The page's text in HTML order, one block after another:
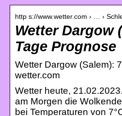
http s://www.wetter.com › … ›
Wetter Dargow
Tage Prognose
Wetter Dargow (Salem):
wetter.com
Wetter heute,
am Morgen die
bei Temperaturen von